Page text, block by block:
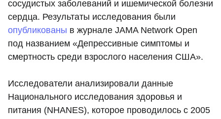
сосудистых заболеваний и ишемической болезни
сердца. Результаты исследования были
опубликованы в журнале JAMA Network Open
под названием «Депрессивные симптомы и
смертность среди взрослого населения США».
Исследователи анализировали данные
Национального исследования здоровья и
питания (NHANES), которое проводилось с 2005